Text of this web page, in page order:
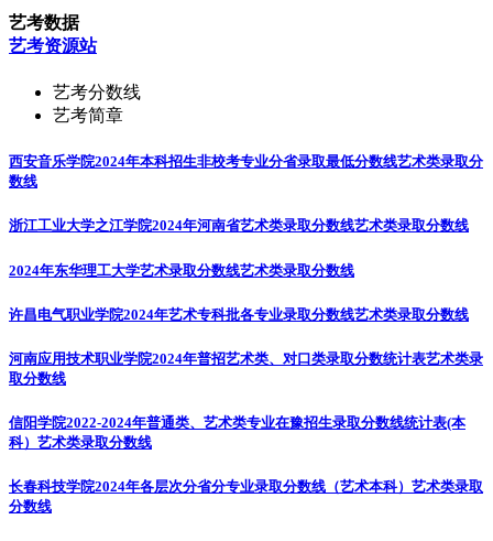
艺考数据
艺考资源站
艺考分数线
艺考简章
西安音乐学院2024年本科招生非校考专业分省录取最低分数线艺术类录取分
数线
浙江工业大学之江学院2024年河南省艺术类录取分数线艺术类录取分数线
2024年东华理工大学艺术录取分数线艺术类录取分数线
许昌电气职业学院2024年艺术专科批各专业录取分数线艺术类录取分数线
河南应用技术职业学院2024年普招艺术类、对口类录取分数统计表艺术类录
取分数线
信阳学院2022-2024年普通类、艺术类专业在豫招生录取分数线统计表(本
科） 艺术类录取分数线
长春科技学院2024年各层次分省分专业录取分数线（艺术本科） 艺术类录取
分数线